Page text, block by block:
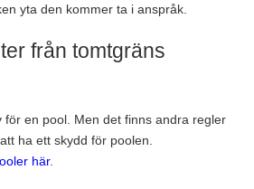
yta den kommer ta i anspråk.
från tomtgräns
för en pool. Men det finns andra regler
ha ett skydd för poolen.
här.